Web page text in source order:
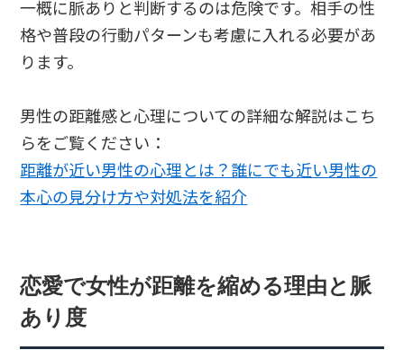
一概に脈ありと判断するのは危険です。相手の性
格や普段の行動パターンも考慮に入れる必要があ
ります。
男性の距離感と心理についての詳細な解説はこち
らをご覧ください：
距離が近い男性の心理とは？誰にでも近い男性の
本心の見分け方や対処法を紹介
恋愛で女性が距離を縮める理由と脈
あり度